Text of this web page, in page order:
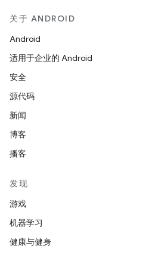
关于 ANDROID
Android
适用于企业的 Android
安全
源代码
新闻
博客
播客
发现
游戏
机器学习
健康与健身